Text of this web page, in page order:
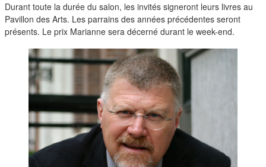
Durant toute la durée du salon, les invités signeront leurs livres au
Pavillon des Arts. Les parrains des années précédentes seront
présents. Le prix Marianne sera décerné durant le week-end.